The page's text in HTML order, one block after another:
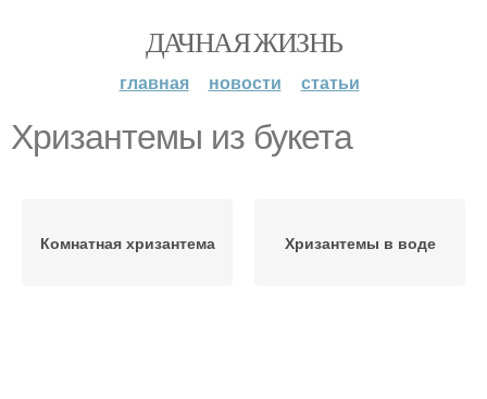
ДАЧНАЯ ЖИЗНЬ
главная новости статьи
Хризантемы из букета
Комнатная хризантема Хризантемы в воде